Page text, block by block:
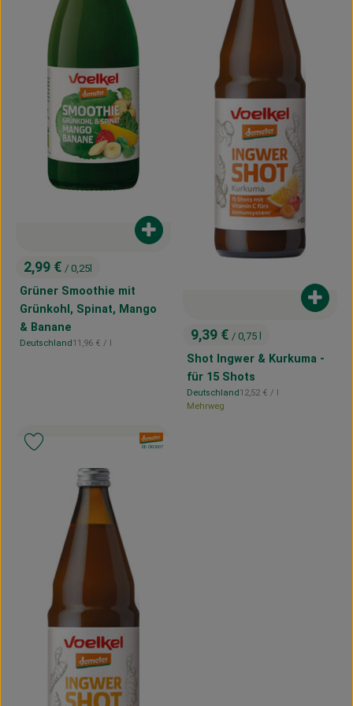
, Preis:
2,99 € / 0,25l
Grüner Smoothie mit
Grünkohl, Spinat, Mango
& Banane
, Herkunft:
Deutschland, Referenzpreis:
11,96 € / l
Produkt zum Warenkorb hinzufügen
, Preis:
9,39 € / 0,75 l
Shot Ingwer & Kurkuma -
für 15 Shots
, Herkunft:
Deutschland, Referenzpreis:
12,52 € / l
Mehrweg
, Verband:
, Kontrollstelle:
DE-ÖKO-007
Produkt zu Favouriten hinzufügen